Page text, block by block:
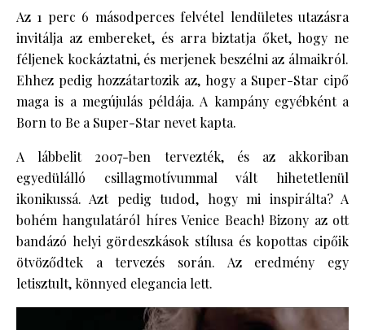
Az 1 perc 6 másodperces felvétel lendületes utazásra
invitálja az embereket, és arra biztatja őket, hogy ne
féljenek kockáztatni, és merjenek beszélni az álmaikról.
Ehhez pedig hozzátartozik az, hogy a Super-Star cipő
maga is a megújulás példája. A kampány egyébként a
Born to Be a Super-Star nevet kapta.
A lábbelit 2007-ben tervezték, és az akkoriban
egyedülálló csillagmotívummal vált hihetetlenül
ikonikussá. Azt pedig tudod, hogy mi inspirálta? A
bohém hangulatáról híres Venice Beach! Bizony az ott
bandázó helyi gördeszkások stílusa és kopottas cipőik
ötvöződtek a tervezés során. Az eredmény egy
letisztult, könnyed elegancia lett.